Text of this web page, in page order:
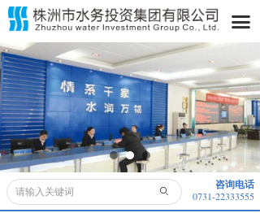
끀
首页
关于我们
水务动态
水务公开
业务领域
便民服务
ꄙ
咨询电话
0731-22333555